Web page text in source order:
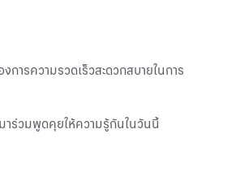
ารความรวดเร็วสะดวกสบายในการ
มาร่วมพูดคุยให้ความรู้กันในวันนี้